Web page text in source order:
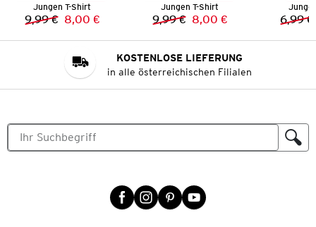
Jungen T-Shirt
Vorheriger Preis:
9,99 € Neuer Preis:
8,00 €
Jungen T-Shirt
Vorheriger Preis:
9,99 € Neuer Preis:
8,00 € 6,99 €
KOSTENLOSE LIEFERUNG
in alle österreichischen Filialen